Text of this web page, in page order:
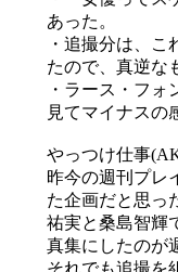
あった。
・追撮分は、
たので、真逆な
・ラース・フ
見てマイナスの
やっつけ仕事
昨今の週刊プレ
た企画だと思っ
祐実と桑島智輝
真集にしたのが
それでも追撮を